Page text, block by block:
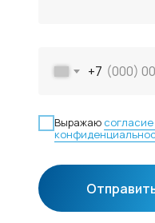
+7
Выражаю